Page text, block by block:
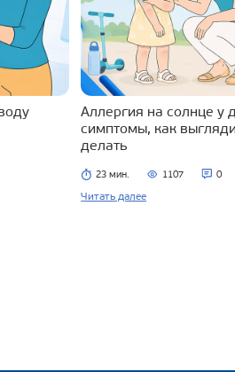
Аллергия на солнце у
симптомы, как
делать
23 мин. 1107 0
Читать далее